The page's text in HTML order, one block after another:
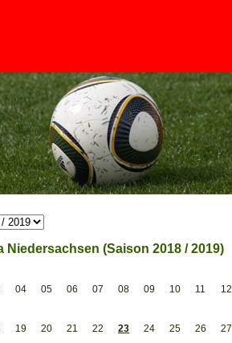
Niedersachsen (Saison 2018 / 2019)
04 05 06 07 08 09 10 11 12
19 20 21 22 23 24 25 26 27